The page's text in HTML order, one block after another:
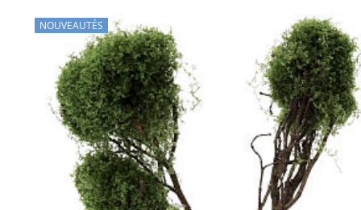
NOUVEAUTÉS